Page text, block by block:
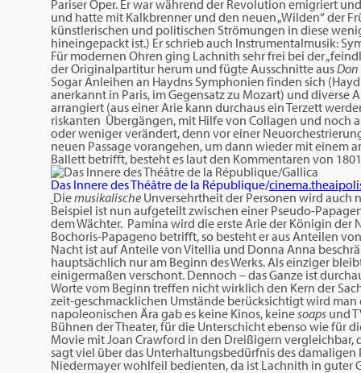
Pariser Oper. Er war während der Revolution emigriert
und hatte mit Kalkbrenner und den neuen „Wilden“ der
künstlerischen und politischen Strömungen in diese
hineingepackt ist.) Er schrieb auch Instrumentalmusik:
Für modernen Ohren ging Lachnith sehr frei bei der
der Originalpartitur herum und fügte Ausschnitte aus
Sogar Anleihen an Haydns Symphonien finden sich
anerkannt in Paris, im Gegensatz zu Mozart) und
arrangiert (aus einer Arie kann durchaus ein Terzett
riskanten Übergängen, mit Hilfe von Collagen und noch
oder weniger verändert, denn vor einer
neuen Passage vorangehen, um dann wieder mit einem
Ballett betrifft, besteht es laut den Kommentaren von
Das Innere des Théâtre de la République/
Diemusikalische Unversehrtheit der Personen wird auch
Beispiel ist nun aufgeteilt zwischen einer Pseudo-
dem Wächter. Pamina wird die erste Arie der Königin
Bochoris-Papageno betrifft, so besteht er aus Anteilen
Nacht ist auf Anteile von Vitellia und Donna Anna
hauptsächlich nur am Beginn des Werks. Als einziger
einigermaßen verschont. Dennoch – das Ganze ist
Worte vom Beginn treffen nicht wirklich den Kern der
zeit-geschmacklichen Umstände berücksichtigt wird
napoleonischen Ära gab es keine Kinos, keinesoaps und
Bühnen der Theater, für die Unterschicht ebenso wie für
Movie mit Joan Crawford in den Dreißigern vergleichbar,
sagt viel über das Unterhaltungsbedürfnis des
Niedermayer wohlfeil bedienten, da ist Lachnith in guter